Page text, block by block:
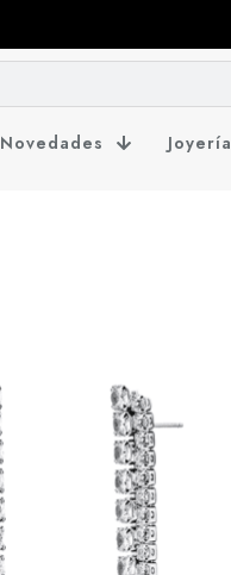
Novedades Joyería